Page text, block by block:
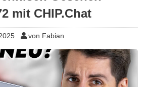
mit CHIP.Chat
von Fabian